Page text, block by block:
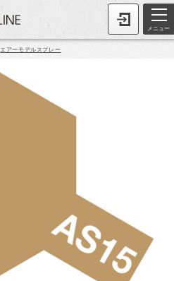
メニュー
エアーモデルスプレー